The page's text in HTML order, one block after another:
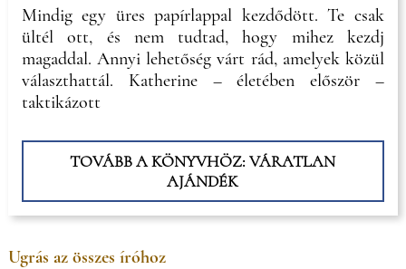
Mindig egy üres papírlappal kezdődött. Te csak
ültél ott, és nem tudtad, hogy mihez kezdj
magaddal. Annyi lehetőség várt rád, amelyek közül
választhattál. Katherine – életében először –
taktikázott
TOVÁBB A KÖNYVHÖZ: VÁRATLAN
AJÁNDÉK
Ugrás az összes íróhoz